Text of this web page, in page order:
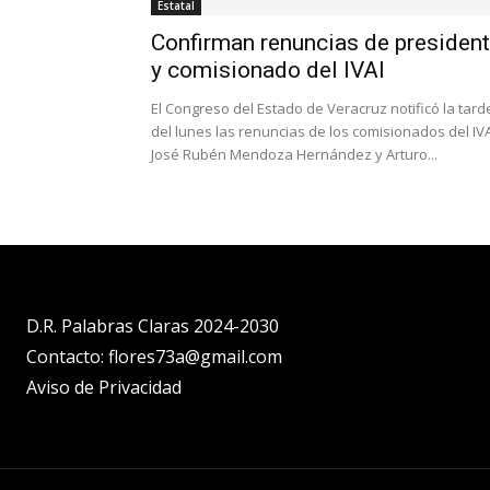
Estatal
Confirman renuncias de
y comisionado del IVAI
El Congreso del Estado de Veracruz notificó la
del lunes las renuncias de los comisionados del
José Rubén Mendoza Hernández y Arturo...
D.R. Palabras Claras 2024-2030
Contacto: flores73a@gmail.com
Aviso de Privacidad